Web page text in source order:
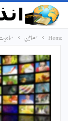
Home مضامین